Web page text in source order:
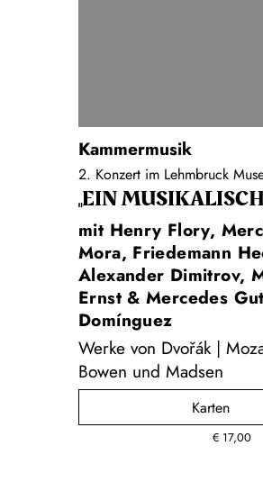
Kammermusik
2. Konzert im Lehmbruck
„EIN
mit Henry Flory,
Mora, Friedemann
Alexander Dimitrov,
Ernst & Mercedes
Domínguez
Werke von Dvořák |
Bowen und Madsen
Karten
€ 17,00